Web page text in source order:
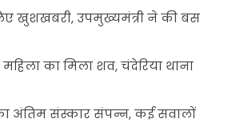
खुशखबरी, उपमुख्यमंत्री ने की बस
महिला का मिला शव, चंदेरिया थाना
का अंतिम संस्कार संपन्न, कई सवालों